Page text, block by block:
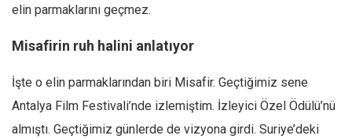
Avrupa
Asya
Amerika
elin parmaklarını geçmez.
Misafirin ruh halini anlatıyor
İşte o elin parmaklarından biri Misafir. Geçtiğimiz sene
Antalya Film Festivali’nde izlemiştim. İzleyici Özel Ödülü’nü
almıştı. Geçtiğimiz günlerde de vizyona girdi. Suriye’deki